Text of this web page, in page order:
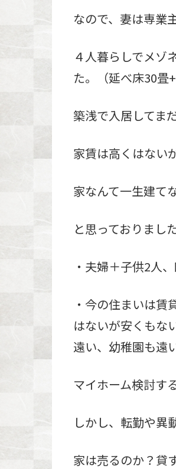
なので、妻は専業
４人暮らしでメゾ
た。（延べ床30畳
築浅で入居してま
家賃は高くはない
家なんて一生建て
と思っておりまし
・夫婦＋子供2人
・今の住まいは賃
はないが安くもな
遠い、幼稚園も遠
マイホーム検討す
しかし、転勤や異
家は売るのか？貸